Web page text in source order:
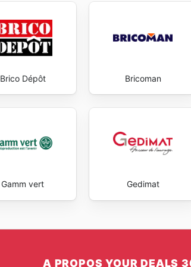
Brico Dépôt Bricoman
Gamm vert Gedimat
A PROPOS YOUR DEALS